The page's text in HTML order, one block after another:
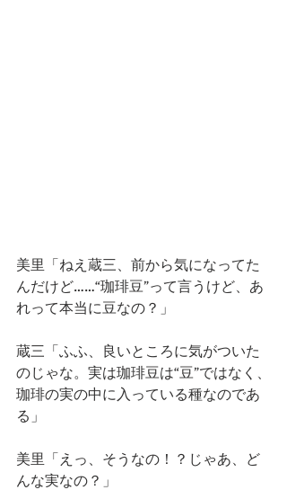
美里「ねえ蔵三、前から気になってた
んだけど……“珈琲豆”って言うけど、あ
れって本当に豆なの？」
蔵三「ふふ、良いところに気がついた
のじゃな。実は珈琲豆は“豆”ではなく、
珈琲の実の中に入っている種なのであ
る」
美里「えっ、そうなの！？じゃあ、ど
んな実なの？」